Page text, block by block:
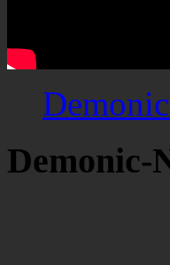
Demonic-